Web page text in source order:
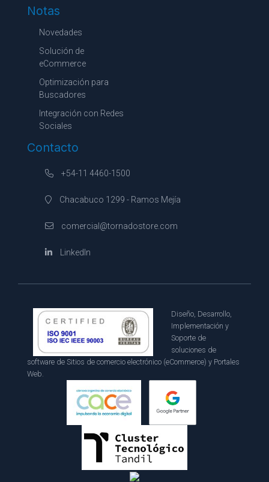
Notas
Novedades
Solución de
eCommerce
Optimización para
Buscadores
Integración con Redes
Sociales
Contacto
+54-11 4460-1500
Chacabuco 1299 - Ramos Mejía
comercial@tornadostore.com
LinkedIn
Diseño, Desarrollo,
Implementación y
Soporte de
soluciones de
software de Sitios de comercio electrónico (eCommerce) y Portales
Web.